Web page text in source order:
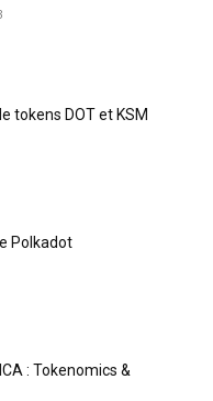
tokens DOT et KSM
Polkadot
: Tokenomics &